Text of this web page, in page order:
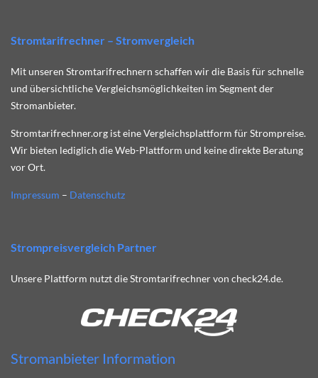
Stromtarifrechner – Stromvergleich
Mit unseren Stromtarifrechnern schaffen wir die Basis für schnelle
und übersichtliche Vergleichsmöglichkeiten im Segment der
Stromanbieter.
Stromtarifrechner.org ist eine Vergleichsplattform für Strompreise.
Wir bieten lediglich die Web-Plattform und keine direkte Beratung
vor Ort.
Impressum – Datenschutz
Strompreisvergleich Partner
Unsere Plattform nutzt die Stromtarifrechner von check24.de.
Stromanbieter Information